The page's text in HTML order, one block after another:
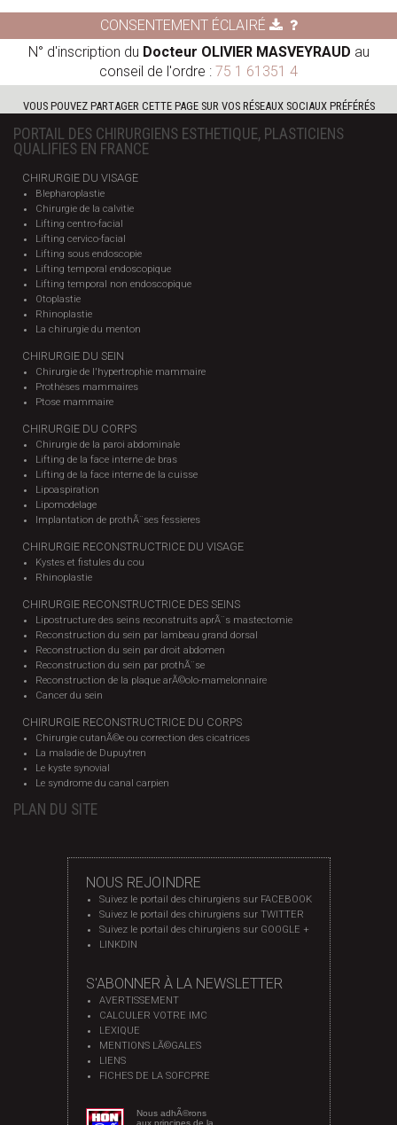
CONSENTEMENT ÉCLAIRÉ
N° d'inscription du Docteur OLIVIER MASVEYRAUD au
conseil de l'ordre : 75 1 61351 4
VOUS POUVEZ PARTAGER CETTE PAGE SUR VOS RÉSEAUX SOCIAUX PRÉFÉRÉS
PORTAIL DES CHIRURGIENS ESTHETIQUE, PLASTICIENS
QUALIFIES EN FRANCE
CHIRURGIE DU VISAGE
Blepharoplastie
Chirurgie de la calvitie
Lifting centro-facial
Lifting cervico-facial
Lifting sous endoscopie
Lifting temporal endoscopique
Lifting temporal non endoscopique
Otoplastie
Rhinoplastie
La chirurgie du menton
CHIRURGIE DU SEIN
Chirurgie de l'hypertrophie mammaire
Prothèses mammaires
Ptose mammaire
CHIRURGIE DU CORPS
Chirurgie de la paroi abdominale
Lifting de la face interne de bras
Lifting de la face interne de la cuisse
Lipoaspiration
Lipomodelage
Implantation de prothÃ¨ses fessieres
CHIRURGIE RECONSTRUCTRICE DU VISAGE
Kystes et fistules du cou
Rhinoplastie
CHIRURGIE RECONSTRUCTRICE DES SEINS
Lipostructure des seins reconstruits aprÃ¨s mastectomie
Reconstruction du sein par lambeau grand dorsal
Reconstruction du sein par droit abdomen
Reconstruction du sein par prothÃ¨se
Reconstruction de la plaque arÃ©olo-mamelonnaire
Cancer du sein
CHIRURGIE RECONSTRUCTRICE DU CORPS
Chirurgie cutanÃ©e ou correction des cicatrices
La maladie de Dupuytren
Le kyste synovial
Le syndrome du canal carpien
PLAN DU SITE
NOUS REJOINDRE
Suivez le portail des chirurgiens sur FACEBOOK
Suivez le portail des chirurgiens sur TWITTER
Suivez le portail des chirurgiens sur GOOGLE +
LINKDIN
S'ABONNER À LA NEWSLETTER
AVERTISSEMENT
CALCULER VOTRE IMC
LEXIQUE
MENTIONS LÃ©GALES
LIENS
FICHES DE LA SOFCPRE
Nous adhÃ©rons
aux principes de la